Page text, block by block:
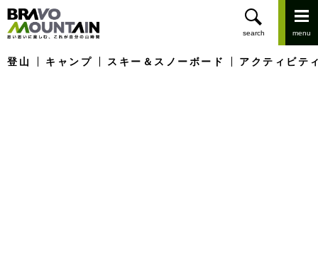
登山 キャンプ スキー＆スノーボード アクティビテ